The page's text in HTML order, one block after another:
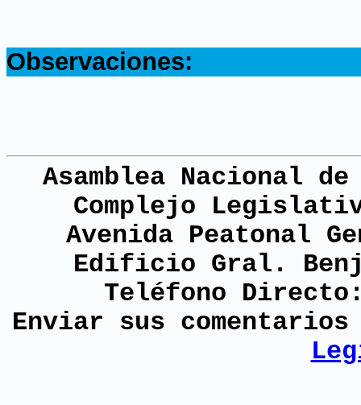
Observaciones:
Asamblea Nacional
Complejo
Avenida Peatonal
Edificio Gral.
Teléfono
Enviar sus